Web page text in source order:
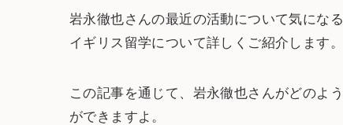
岩永徹也さんの最近の活動について気にな
イギリス留学について詳しくご紹介します。
この記事を通じて、岩永徹也さんがどのよ
ができますよ。